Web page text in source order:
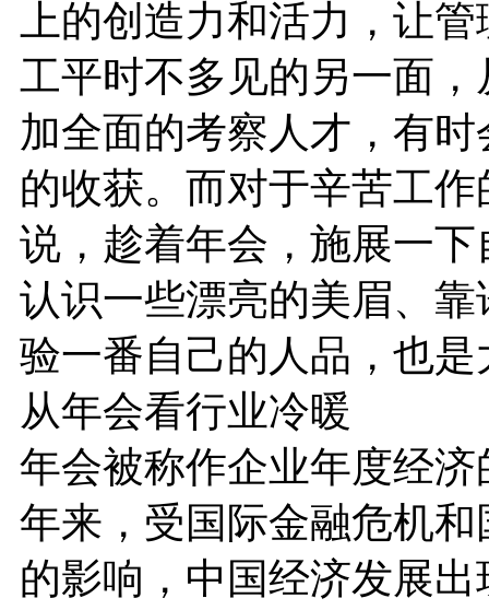
上的创造力和活力，让
工平时不多见的另一面
加全面的考察人才，有
的收获。而对于辛苦工
说，趁着年会，施展一
认识一些漂亮的美眉、
验一番自己的人品，也
从年会看行业冷暖
年会被称作企业年度经
年来，受国际金融危机
的影响，中国经济发展